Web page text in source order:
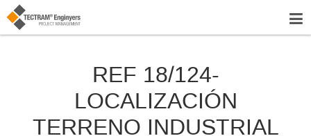
REF 18/124-
LOCALIZACIÓN
TERRENO INDUSTRIAL